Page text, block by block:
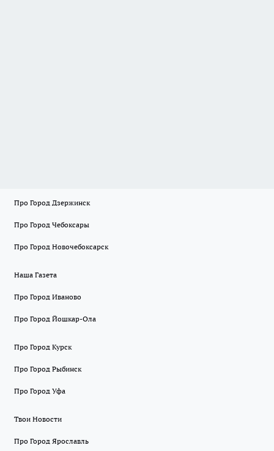
Про Город Дзержинск
Про Город Чебоксары
Про Город Новочебоксарск
Наша Газета
Про Город Иваново
Про Город Йошкар-Ола
Про Город Курск
Про Город Рыбинск
Про Город Уфа
Твои Новости
Про Город Ярославль